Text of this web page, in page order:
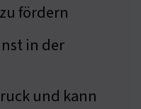
fördern
in der
und kann